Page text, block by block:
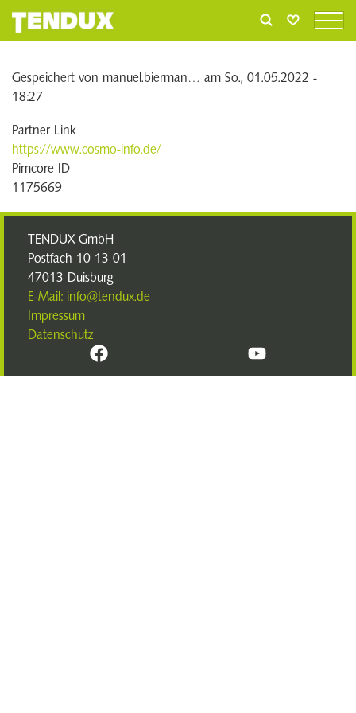
Direkt zum Inhalt
Gespeichert von manuel.bierman… amSo., 01.05.2022 -
18:27
Partner Link
https://www.cosmo-info.de/
Pimcore ID
1175669
TENDUX GmbH
Postfach 10 13 01
47013 Duisburg
E-Mail: info@tendux.de
Impressum
Datenschutz